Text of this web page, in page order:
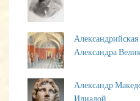
Александра
Александр
Илиадой